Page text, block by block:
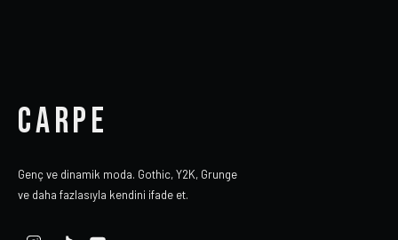
CARPE
Genç ve dinamik moda. Gothic, Y2K, Grunge
ve daha fazlasıyla kendini ifade et.